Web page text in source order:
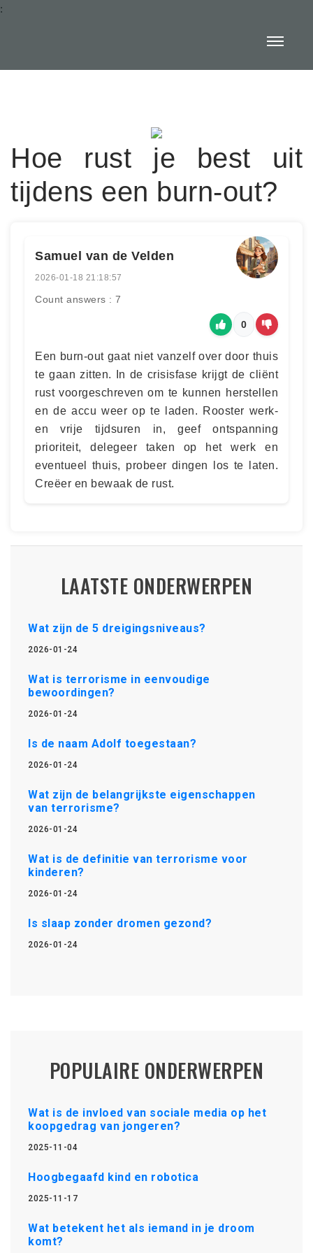
:
Hoe rust je best uit
tijdens een burn-out?
Samuel van de Velden
2026-01-18 21:18:57
Count answers : 7
0
Een burn-out gaat niet vanzelf over door thuis
te gaan zitten. In de crisisfase krijgt de cliënt
rust voorgeschreven om te kunnen herstellen
en de accu weer op te laden. Rooster werk-
en vrije tijdsuren in, geef ontspanning
prioriteit, delegeer taken op het werk en
eventueel thuis, probeer dingen los te laten.
Creëer en bewaak de rust.
LAATSTE ONDERWERPEN
Wat zijn de 5 dreigingsniveaus?
2026-01-24
Wat is terrorisme in eenvoudige
bewoordingen?
2026-01-24
Is de naam Adolf toegestaan?
2026-01-24
Wat zijn de belangrijkste eigenschappen
van terrorisme?
2026-01-24
Wat is de definitie van terrorisme voor
kinderen?
2026-01-24
Is slaap zonder dromen gezond?
2026-01-24
POPULAIRE ONDERWERPEN
Wat is de invloed van sociale media op het
koopgedrag van jongeren?
2025-11-04
Hoogbegaafd kind en robotica
2025-11-17
Wat betekent het als iemand in je droom
komt?